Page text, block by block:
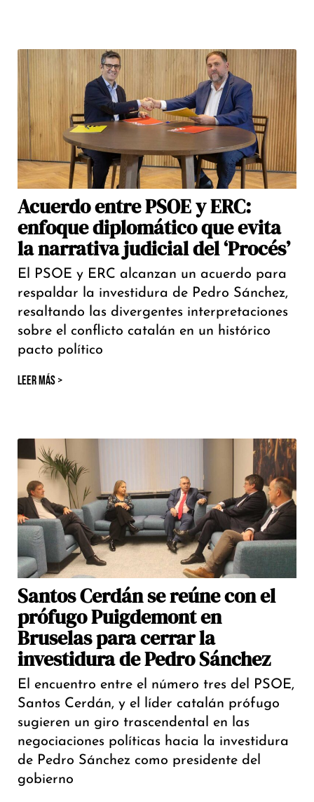
Acuerdo entre PSOE y ERC:
enfoque diplomático que evita
la narrativa judicial del ‘Procés’
El PSOE y ERC alcanzan un acuerdo para
respaldar la investidura de Pedro Sánchez,
resaltando las divergentes interpretaciones
sobre el conflicto catalán en un histórico
pacto político
LEER MÁS >
Santos Cerdán se reúne con el
prófugo Puigdemont en
Bruselas para cerrar la
investidura de Pedro Sánchez
El encuentro entre el número tres del PSOE,
Santos Cerdán, y el líder catalán prófugo
sugieren un giro trascendental en las
negociaciones políticas hacia la investidura
de Pedro Sánchez como presidente del
gobierno